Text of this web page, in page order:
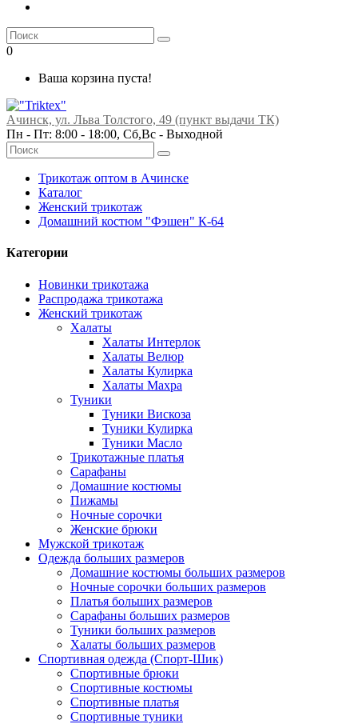
0
Ваша корзина пуста!
Ачинск, ул. Льва Толстого, 49 (пункт выдачи ТК)
Пн - Пт: 8:00 - 18:00, Сб,Вс - Выходной
Трикотаж оптом в Ачинске
Каталог
Женский трикотаж
Домашний костюм "Фэшен" К-64
Категории
Новинки трикотажа
Распродажа трикотажа
Женский трикотаж
Халаты
Халаты Интерлок
Халаты Велюр
Халаты Кулирка
Халаты Махра
Туники
Туники Вискоза
Туники Кулирка
Туники Масло
Трикотажные платья
Сарафаны
Домашние костюмы
Пижамы
Ночные сорочки
Женские брюки
Мужской трикотаж
Одежда больших размеров
Домашние костюмы больших размеров
Ночные сорочки больших размеров
Платья больших размеров
Сарафаны больших размеров
Туники больших размеров
Халаты больших размеров
Спортивная одежда (Спорт-Шик)
Спортивные брюки
Спортивные костюмы
Спортивные платья
Спортивные туники